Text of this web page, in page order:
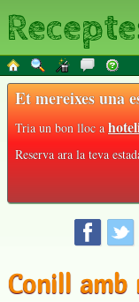
Et mereixes una
Tria un bon lloc a
Reserva ara la teva
Conill amb